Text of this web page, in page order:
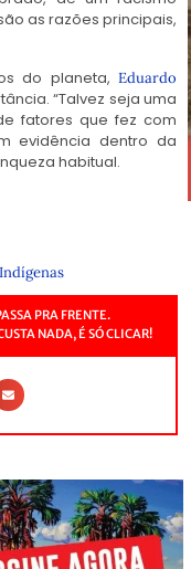
as razões principais,
do planeta, Eduardo
“Talvez seja uma
fatores que fez com
evidência dentro da
habitual.
PRA FRENTE.
NADA, É SÓ CLICAR!